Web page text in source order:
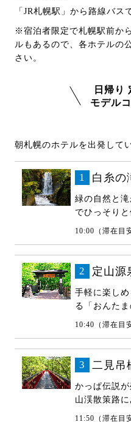
「JR札幌駅」から路線バス
※宿泊者限定で札幌駅前か
ルもあるので、各ホテルの
さい。
日帰り
モデル
朝札幌のホテルを出発して
1 白糸の
緑の自然と
でひっそり
10:00（滞在目
2 定山源
手軽に楽し
る「おんた
10:40（滞在目
3 二見吊
かっぱ伝説
山渓散策路
11:50（滞在目